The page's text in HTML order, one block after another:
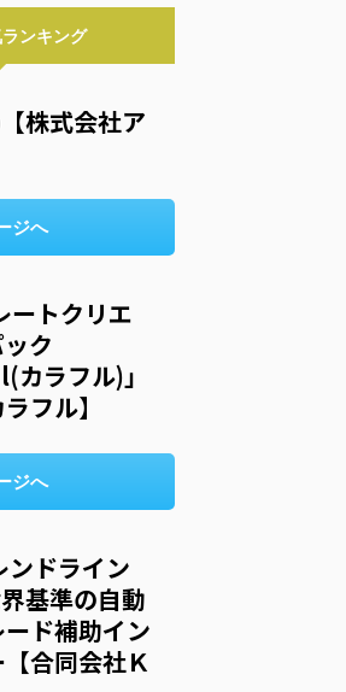
ンキング
株式会社ア
ジへ
ートクリエ
ク
カラフル)」
フル】
ジへ
ドライン
基準の自動
ド補助イン
合同会社Ｋ